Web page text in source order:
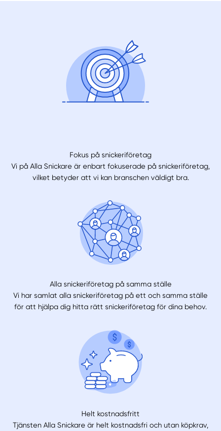
Fokus på snickeriföretag
Vi på Alla Snickare är enbart fokuserade på snickeriföretag,
vilket betyder att vi kan branschen väldigt bra.
Alla snickeriföretag på samma ställe
Vi har samlat alla snickeriföretag på ett och samma ställe
för att hjälpa dig hitta rätt snickeriföretag för dina behov.
Helt kostnadsfritt
Tjänsten Alla Snickare är helt kostnadsfri och utan köpkrav,